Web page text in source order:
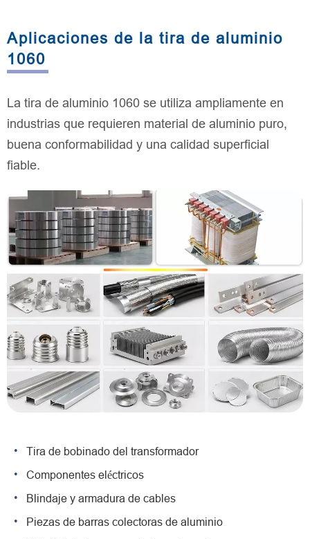
Aplicaciones de la tira de aluminio
1060
La tira de aluminio 1060 se utiliza ampliamente en
industrias que requieren material de aluminio puro,
buena conformabilidad y una calidad superficial
fiable.
Tira de bobinado del transformador
Componentes eléctricos
Blindaje y armadura de cables
Piezas de barras colectoras de aluminio